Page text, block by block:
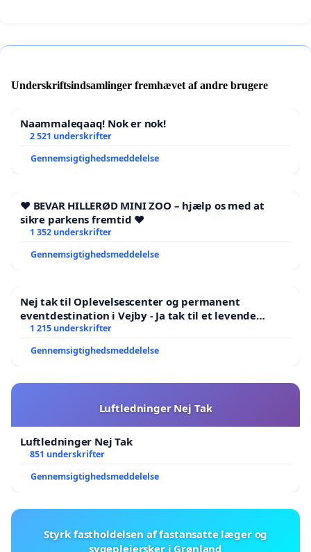
Underskriftsindsamlinger fremhævet af andre brugere
Naammaleqaaq! Nok er nok!
2 521 underskrifter
Gennemsigtighedsmeddelelse
❤️ BEVAR HILLERØD MINI ZOO – hjælp os med at
sikre parkens fremtid ❤️
1 352 underskrifter
Gennemsigtighedsmeddelelse
Nej tak til Oplevelsescenter og permanent
eventdestination i Vejby - Ja tak til et levende
lokalområde i balance
1 215 underskrifter
Gennemsigtighedsmeddelelse
Luftledninger Nej Tak
Luftledninger Nej Tak
851 underskrifter
Gennemsigtighedsmeddelelse
Styrk fastholdelsen af fastansatte læger og
sygeplejersker i Grønland